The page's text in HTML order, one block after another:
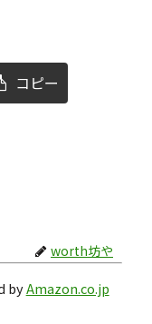
コピー
worth坊や
byAmazon.co.jp